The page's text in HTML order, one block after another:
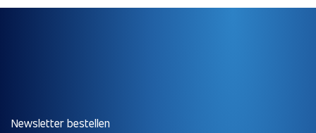
Newsletter bestellen